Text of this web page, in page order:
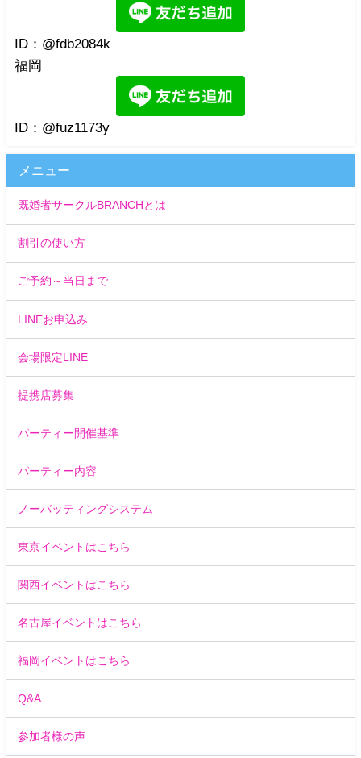
ID：@fdb2084k
福岡
ID：@fuz1173y
メニュー
既婚者サークルBRANCHとは
割引の使い方
ご予約～当日まで
LINEお申込み
会場限定LINE
提携店募集
パーティー開催基準
パーティー内容
ノーバッティングシステム
東京イベントはこちら
関西イベントはこちら
名古屋イベントはこちら
福岡イベントはこちら
Q&A
参加者様の声